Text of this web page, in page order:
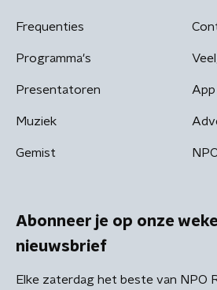
Frequenties
Programma's
Presentatoren
Muziek
Gemist
Abonneer je op onze
nieuwsbrief
Elke zaterdag het beste van NPO